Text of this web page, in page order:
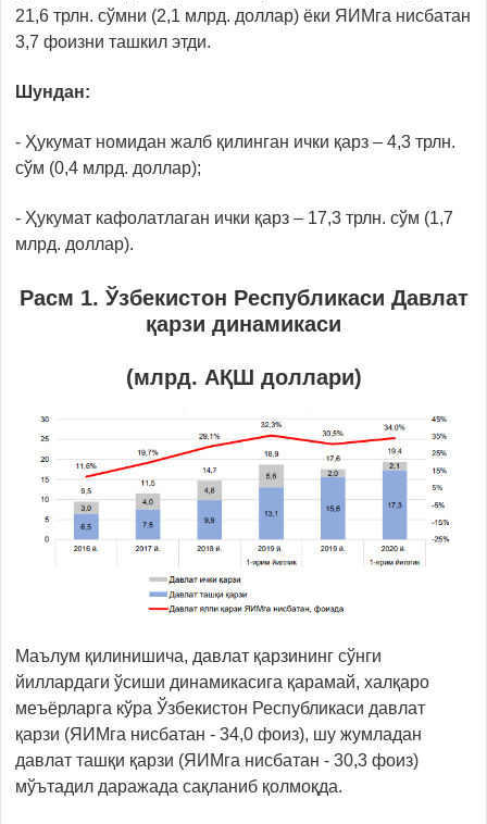
21,6 трлн. сўмни (2,1 млрд. доллар) ёки ЯИМга нисбатан
3,7 фоизни ташкил этди.
Шундан:
- Ҳукумат номидан жалб қилинган ички қарз – 4,3 трлн.
сўм (0,4 млрд. доллар);
- Ҳукумат кафолатлаган ички қарз – 17,3 трлн. сўм (1,7
млрд. доллар).
Расм 1. Ўзбекистон Республикаси Давлат
қарзи динамикаси
(млрд. АҚШ доллари)
Маълум қилинишича, давлат қарзининг сўнги
йиллардаги ўсиши динамикасига қарамай, халқаро
меъёрларга кўра Ўзбекистон Республикаси давлат
қарзи (ЯИМга нисбатан - 34,0 фоиз), шу жумладан
давлат ташқи қарзи (ЯИМга нисбатан - 30,3 фоиз)
мўътадил даражада сақланиб қолмоқда.